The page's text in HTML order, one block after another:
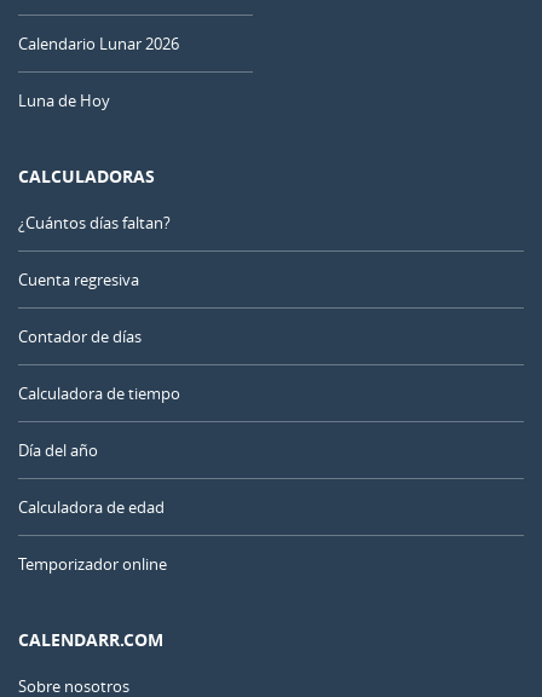
Calendario Lunar 2026
Luna de Hoy
CALCULADORAS
¿Cuántos días faltan?
Cuenta regresiva
Contador de días
Calculadora de tiempo
Día del año
Calculadora de edad
Temporizador online
CALENDARR.COM
Sobre nosotros